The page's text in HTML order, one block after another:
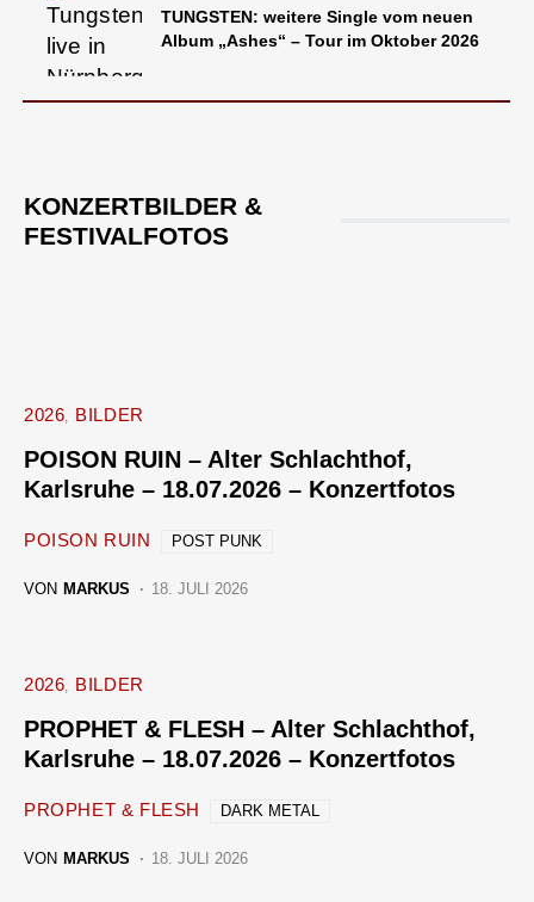
TUNGSTEN: weitere Single vom neuen
Album „Ashes“ – Tour im Oktober 2026
KONZERTBILDER &
FESTIVALFOTOS
2026 BILDER
POISON RUIN – Alter Schlachthof,
Karlsruhe – 18.07.2026 – Konzertfotos
POISON RUIN POST PUNK
VON MARKUS 18. JULI 2026
2026 BILDER
PROPHET & FLESH – Alter Schlachthof,
Karlsruhe – 18.07.2026 – Konzertfotos
PROPHET & FLESH DARK METAL
VON MARKUS 18. JULI 2026